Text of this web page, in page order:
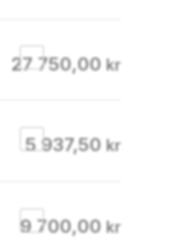
27 750,00 kr
5 937,50 kr
9 700,00 kr